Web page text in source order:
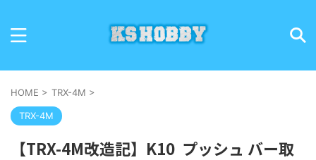
HOME > TRX-4M >
TRX-4M
【TRX-4M改造記】K10 プッシュ バー取